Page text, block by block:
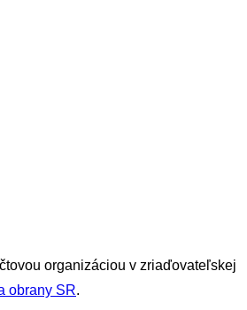
organizáciou v zriaďovateľskej
obrany SR.